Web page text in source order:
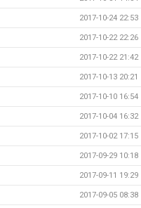
2017-10-24 22:53
2017-10-22 22:26
2017-10-22 21:42
2017-10-13 20:21
2017-10-10 16:54
2017-10-04 16:32
2017-10-02 17:15
2017-09-29 10:18
2017-09-11 19:29
2017-09-05 08:38